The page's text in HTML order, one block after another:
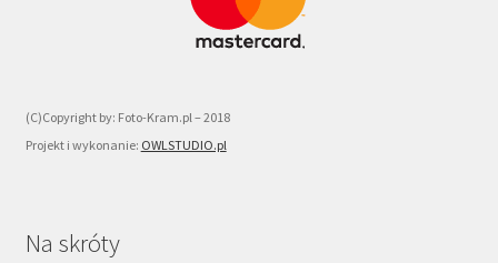
(C)Copyright by: Foto-Kram.pl – 2018
Projekt i wykonanie: OWLSTUDIO.pl
Na skróty